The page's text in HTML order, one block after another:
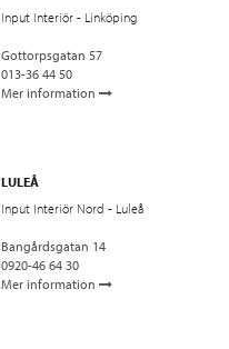
Input Interiör - Linköping
Gottorpsgatan 57
013-36 44 50
Mer information
LULEÅ
Input Interiör Nord - Luleå
Bangårdsgatan 14
0920-46 64 30
Mer information